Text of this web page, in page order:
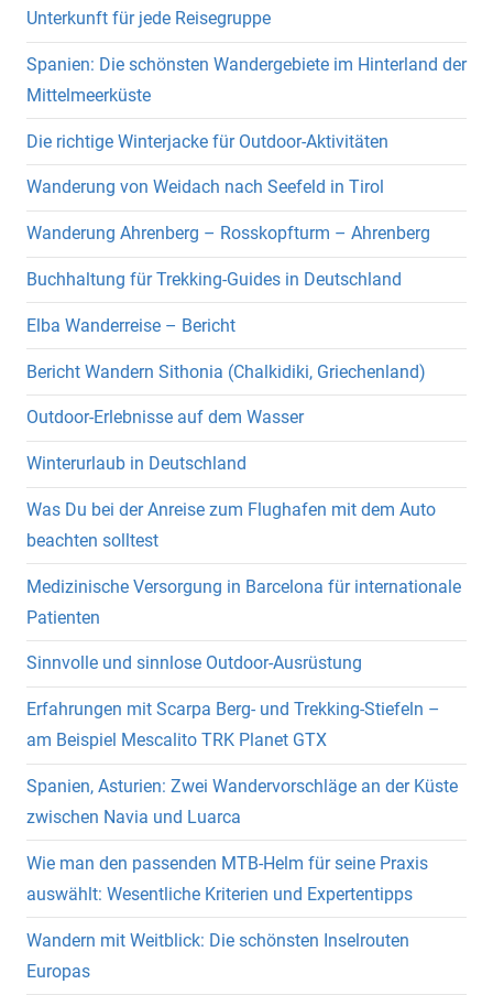
Unterkunft für jede Reisegruppe
Spanien: Die schönsten Wandergebiete im Hinterland der
Mittelmeerküste
Die richtige Winterjacke für Outdoor-Aktivitäten
Wanderung von Weidach nach Seefeld in Tirol
Wanderung Ahrenberg – Rosskopfturm – Ahrenberg
Buchhaltung für Trekking-Guides in Deutschland
Elba Wanderreise – Bericht
Bericht Wandern Sithonia (Chalkidiki, Griechenland)
Outdoor-Erlebnisse auf dem Wasser
Winterurlaub in Deutschland
Was Du bei der Anreise zum Flughafen mit dem Auto
beachten solltest
Medizinische Versorgung in Barcelona für internationale
Patienten
Sinnvolle und sinnlose Outdoor-Ausrüstung
Erfahrungen mit Scarpa Berg- und Trekking-Stiefeln –
am Beispiel Mescalito TRK Planet GTX
Spanien, Asturien: Zwei Wandervorschläge an der Küste
zwischen Navia und Luarca
Wie man den passenden MTB-Helm für seine Praxis
auswählt: Wesentliche Kriterien und Expertentipps
Wandern mit Weitblick: Die schönsten Inselrouten
Europas